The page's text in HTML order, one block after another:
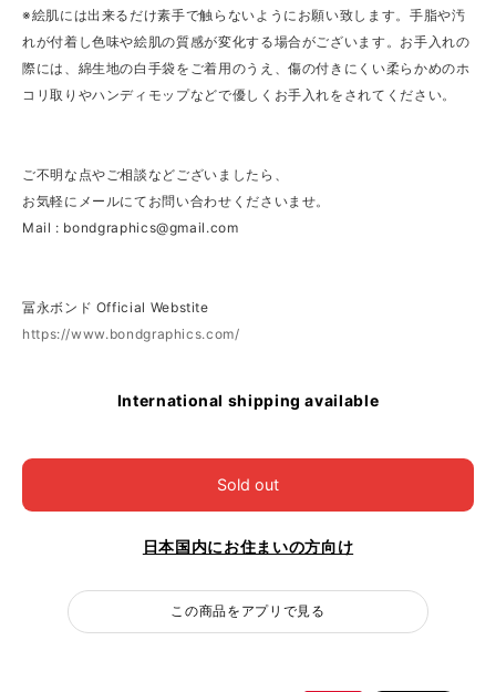
※絵肌には出来るだけ素手で触らないようにお願い致します。手脂や汚
れが付着し色味や絵肌の質感が変化する場合がございます。お手入れの
際には、綿生地の白手袋をご着用のうえ、傷の付きにくい柔らかめのホ
コリ取りやハンディモップなどで優しくお手入れをされてください。
ご不明な点やご相談などございましたら、
お気軽にメールにてお問い合わせくださいませ。
Mail : bondgraphics@gmail.com
冨永ボンド Official Webstite
https://www.bondgraphics.com/
International shipping available
Sold out
日本国内にお住まいの方向け
この商品をアプリで見る